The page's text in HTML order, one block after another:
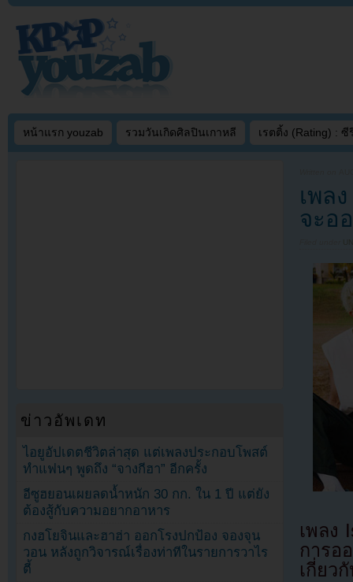
หน้าแรก youzab รวมวันเกิดศิลปินเกาหลี เรตติ้ง (Rating) : ซี
เพล
จะอ
เพลง
การอ
เกี่ยว
ข่าวอัพเดท
ไอยูอัปเดตชีวิตล่าสุด แต่เพลงประกอบโพสต์
ทำแฟนๆ พูดถึง “จางกีฮา” อีกครั้ง
อีซูฮยอนเผยลดน้ำหนัก 30 กก. ใน 1 ปี แต่ยัง
ต้องสู้กับความอยากอาหาร
กงฮโยจินและฮาฮ่า ออกโรงปกป้อง จองจุน
วอน หลังถูกวิจารณ์เรื่องท่าทีในรายการวาไร
ตี้